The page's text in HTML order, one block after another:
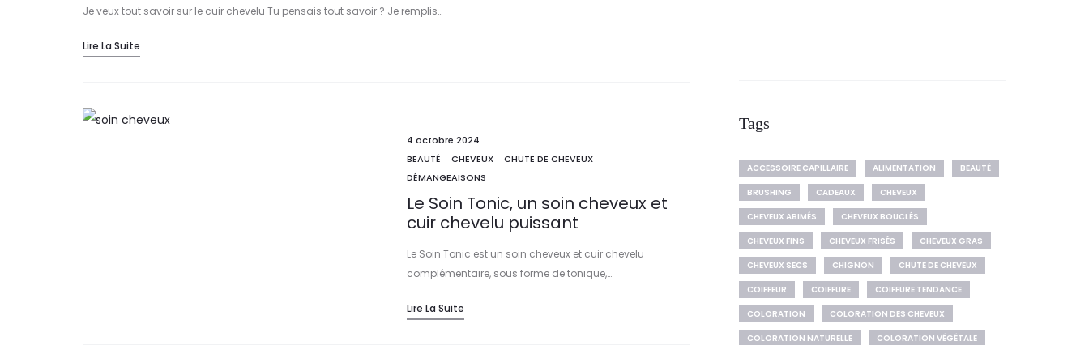
Je veux tout savoir sur le cuir chevelu Tu pensais tout savoir ? Je remplis…
Lire La Suite
4 octobre 2024
BEAUTÉ
CHEVEUX
CHUTE DE CHEVEUX
DÉMANGEAISONS
Le Soin Tonic, un soin cheveux et
cuir chevelu puissant
Le Soin Tonic est un soin cheveux et cuir chevelu
complémentaire, sous forme de tonique,…
Lire La Suite
Tags
ACCESSOIRE CAPILLAIRE ALIMENTATION
BEAUTÉ
BRUSHING
CADEAUX
CHEVEUX
CHEVEUX ABIMÉS
CHEVEUX BOUCLÉS
CHEVEUX FINS
CHEVEUX FRISÉS
CHEVEUX GRAS
CHEVEUX SECS
CHIGNON
CHUTE DE CHEVEUX
COIFFEUR
COIFFURE
COIFFURE TENDANCE
COLORATION
COLORATION DES CHEVEUX
COLORATION NATURELLE
COLORATION VÉGÉTALE